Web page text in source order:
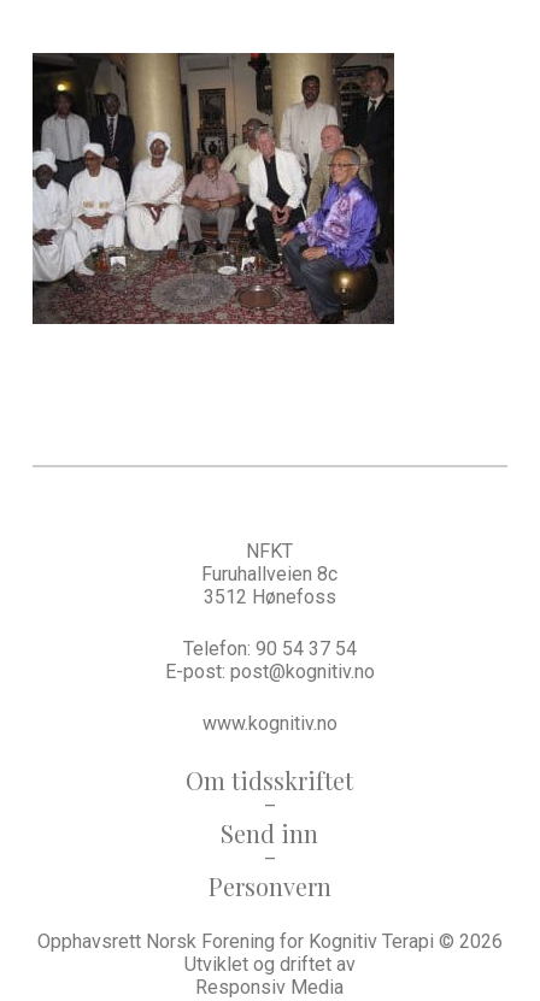
Om tidsskriftet
–
Send inn
–
Personvern
Opphavsrett Norsk Forening for Kognitiv Terapi © 2026
Utviklet og driftet av
Responsiv Media
NFKT
Furuhallveien 8c
3512 Hønefoss
Telefon: 90 54 37 54
E-post: post@kognitiv.no
www.kognitiv.no